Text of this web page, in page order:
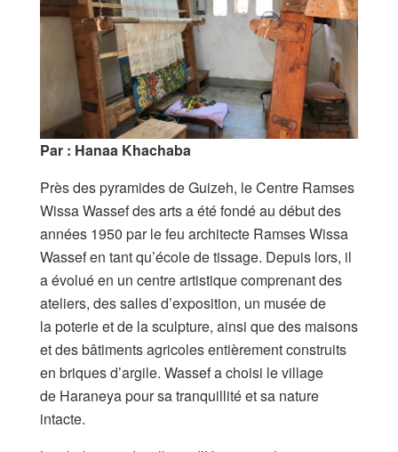
Par : Hanaa Khachaba
Près des pyramides de Guizeh, le Centre Ramses
Wissa Wassef des arts a été fondé au début des
années 1950 par le feu architecte Ramses Wissa
Wassef en tant qu’école de tissage. Depuis lors, il
a évolué en un centre artistique comprenant des
ateliers, des salles d’exposition, un musée de
la poterie et de la sculpture, ainsi que des maisons
et des bâtiments agricoles entièrement construits
en briques d’argile. Wassef a choisi le village
de Haraneya pour sa tranquillité et sa nature
intacte.